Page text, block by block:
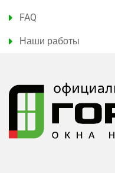
FAQ
Наши работы